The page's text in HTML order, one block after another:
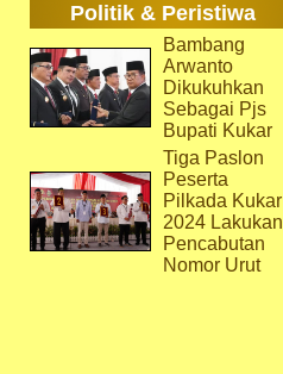
Politik & Peristiwa
Bambang
Arwanto
Dikukuhkan
Sebagai Pjs
Bupati Kukar
Tiga Paslon
Peserta
Pilkada Kukar
2024 Lakukan
Pencabutan
Nomor Urut